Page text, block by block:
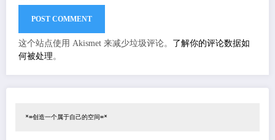
这个站点使用 Akismet 来减少垃圾评论。 了解你的评论数据如
何被处理 。
*=创造一个属于自己的空间=*